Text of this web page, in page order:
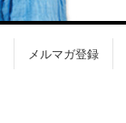
メルマガ登録